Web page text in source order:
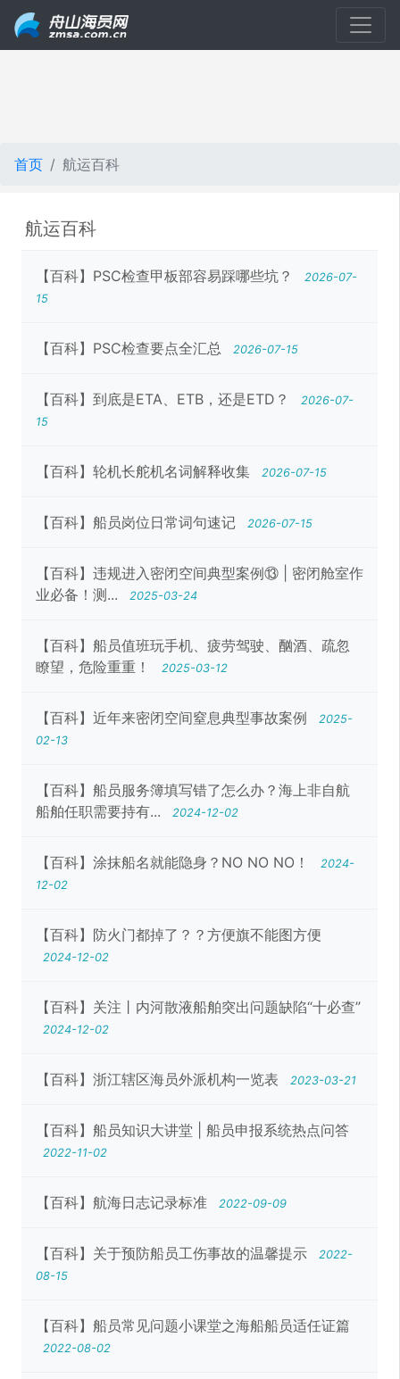
首页 航运百科
航运百科
【百科】PSC检查甲板部容易踩哪些坑？
2026-07-
15
【百科】PSC检查要点全汇总 2026-07-15
【百科】到底是ETA、ETB，还是ETD？
2026-07-
15
【百科】轮机长舵机名词解释收集 2026-07-15
【百科】船员岗位日常词句速记 2026-07-15
【百科】违规进入密闭空间典型案例⑬ | 密闭舱室作
业必备！测...
2025-03-24
【百科】船员值班玩手机、疲劳驾驶、酗酒、疏忽
瞭望，危险重重！
2025-03-12
【百科】近年来密闭空间窒息典型事故案例
2025-
02-13
【百科】船员服务簿填写错了怎么办？海上非自航
船舶任职需要持有...
2024-12-02
【百科】涂抹船名就能隐身？NO NO NO！
2024-
12-02
【百科】防火门都掉了？？方便旗不能图方便
2024-12-02
【百科】关注丨内河散液船舶突出问题缺陷“十必查”
2024-12-02
【百科】浙江辖区海员外派机构一览表 2023-03-21
【百科】船员知识大讲堂 | 船员申报系统热点问答
2022-11-02
【百科】航海日志记录标准 2022-09-09
【百科】关于预防船员工伤事故的温馨提示
2022-
08-15
【百科】船员常见问题小课堂之海船船员适任证篇
2022-08-02